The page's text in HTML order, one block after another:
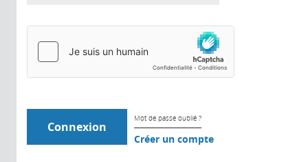
Mot de passe oublié ?
Créer un compte